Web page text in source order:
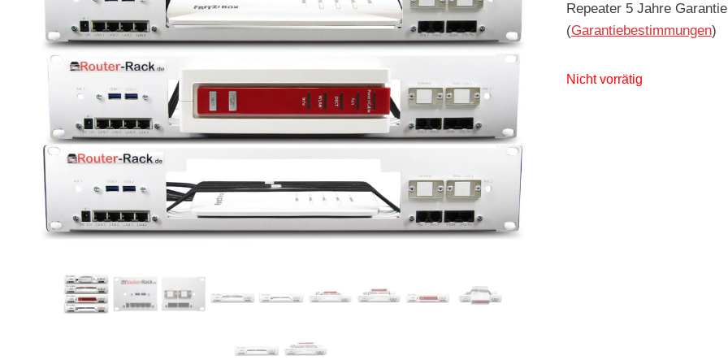
Repeater 5 Jahre
(Garantiebestimmungen)
Nicht vorrätig